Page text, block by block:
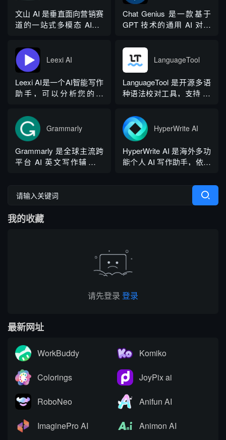
坦福零样本概率曲率检测
技术，无需针对新模型重
文山 AI 是垂直面向营销赛
道的一站式多模态 AIGC
成，依托深度学习算法学
习用户创作风格，适配新
闻稿、产品文案、广告宣
传等各类营销文体。内置
十大类海量行业模板，覆
求...
Chat Genius 是一款基于
GPT 技术的通用 AI 对话
言处理能力实现图文双向
交互，支持自定义专属个
性化 AI 助理，覆盖问答查
询、内容创作、生活事务
辅助等场景。产品采用金
Leexi AI
Leexi AI是一个AI智能写作
助手，可以分析您的文
本的反馈和建议，帮助您
纠正语法、拼写和标点符
号错误等。
LanguageTool
LanguageTool 是开源多语
种语法校对工具，支持 30
盖英、西、德、法等主流
语种，区分六大英语地域
版本。工具除基础拼写语
法纠错外，还可校验标
点、大小写、语句冗余问
Grammarly
Grammarly 是全球主流跨
平台 AI 英文写作辅助工
搭载 GrammarlyGO 智能
AI 生成、抄袭检测、引文
HyperWrite AI
HyperWrite AI 是海外多功
能个人 AI 写作助手，依托
字处理工具，内置上百种
写作功能，支持原生网页
编辑器与 Chrome 浏览器
务沟通等...
我的收藏
请先登录 登录
最新网址
WorkBuddy Komiko
Colorings JoyPix ai
RoboNeo Anifun AI
ImaginePro AI Animon AI